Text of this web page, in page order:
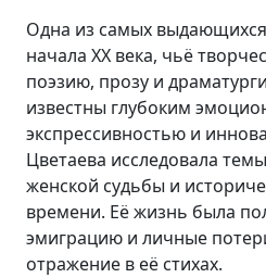
Одна из самых выдающихся
начала XX века, чьё
поэзию, прозу и
известны глубоким
экспрессивностью и
Цветаева исследовала
женской судьбы и
времени. Её жизнь была
эмиграцию и личные
отражение в её стихах.